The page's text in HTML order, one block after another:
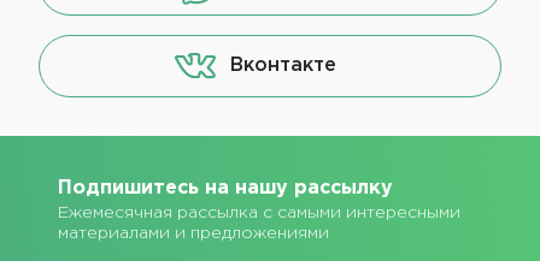
Вконтакте
Подпишитесь на нашу рассылку
Ежемесячная рассылка с самыми интересными
материалами и предложениями